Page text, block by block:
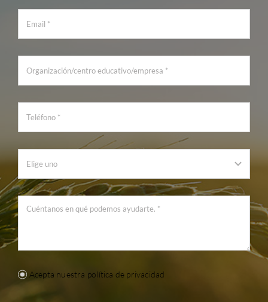
Acepta nuestra política de privacidad